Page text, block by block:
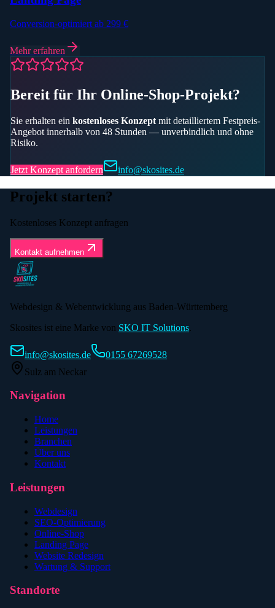
Conversion-optimiert ab 299 €
Mehr erfahren
Bereit für Ihr Online-Shop-Projekt?
Sie erhalten ein kostenloses Konzept mit detailliertem Festpreis-
Angebot innerhalb von 48 Stunden — unverbindlich und ohne
Risiko.
Jetzt Konzept anfordern info@skosites.de
Projekt starten?
Kostenloses Konzept anfragen
Kontakt aufnehmen
Webdesign & Webentwicklung aus Baden-Württemberg
Skosites ist eine Marke von SKO IT Solutions.
info@skosites.de
0155 67269528
Sulz am Neckar
Navigation
Home
Leistungen
Branchen
Über uns
Kontakt
Leistungen
Webdesign
SEO-Optimierung
Online-Shop
Landing Page
Website Redesign
Wartung & Support
Standorte